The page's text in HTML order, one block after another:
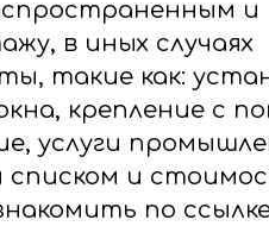
и
в иных случаях
такие как:
крепление с
услуги
списком и
по